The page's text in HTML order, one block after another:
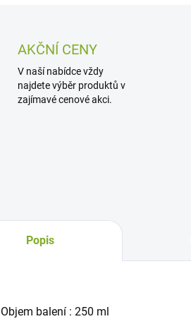
AKČNÍ CENY
V naší nabídce vždy
najdete výběr produktů v
zajímavé cenové akci.
Popis
Objem balení : 250 ml